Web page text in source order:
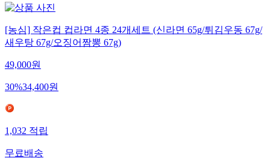
[농심] 작은컵 컵라면 4종 24개세트 (신라면 65g/튀김우동 67g/
새우탕 67g/오징어짬뽕 67g)
49,000원
30%34,400원
1,032적립
무료배송